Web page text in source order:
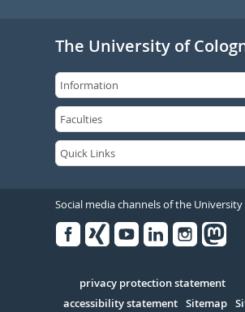
The University of
Social media channels of the
Serivce
privacy protection statement
accessibility statement Sitemap